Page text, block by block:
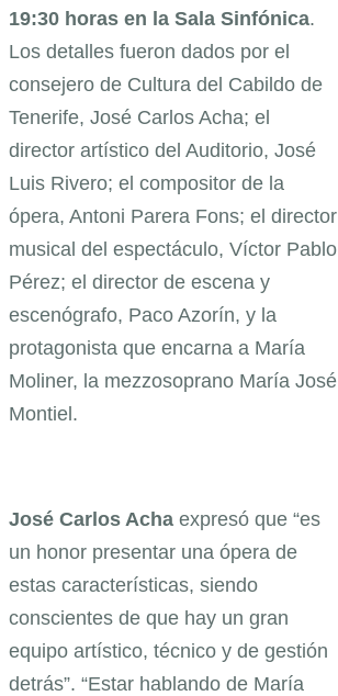
19:30 horas en la Sala Sinfónica.
Los detalles fueron dados por el
consejero de Cultura del Cabildo de
Tenerife, José Carlos Acha; el
director artístico del Auditorio, José
Luis Rivero; el compositor de la
ópera, Antoni Parera Fons; el director
musical del espectáculo, Víctor Pablo
Pérez; el director de escena y
escenógrafo, Paco Azorín, y la
protagonista que encarna a María
Moliner, la mezzosoprano María José
Montiel.
José Carlos Acha expresó que “es
un honor presentar una ópera de
estas características, siendo
conscientes de que hay un gran
equipo artístico, técnico y de gestión
detrás”. “Estar hablando de María